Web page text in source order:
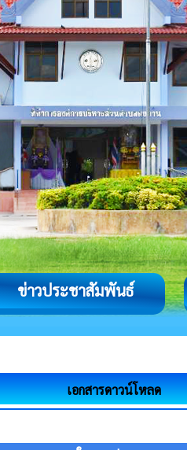
ข่าวประชาสัมพันธ์
เอกสารดาวน์โหลด